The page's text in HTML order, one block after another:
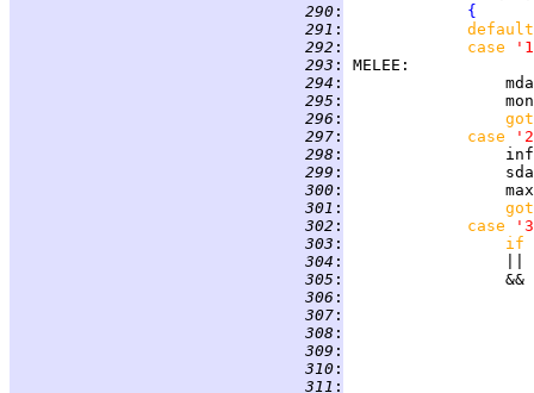
290 :
{
291 :
default
292 : case
293 : MELEE :
294 :
295 :
296 :
297 : case
298 :
299 :
300 :
301 :
302 : case
303 :
if
304 :
305 :
306 :
307 :
308 :
309 :
310 :
311 :